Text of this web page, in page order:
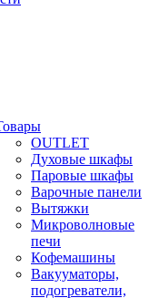
OUTLET
Духовые шкафы
Паровые шкафы
Варочные панели
Вытяжки
Микроволновые
печи
Кофемашины
Вакууматоры,
подогреватели,